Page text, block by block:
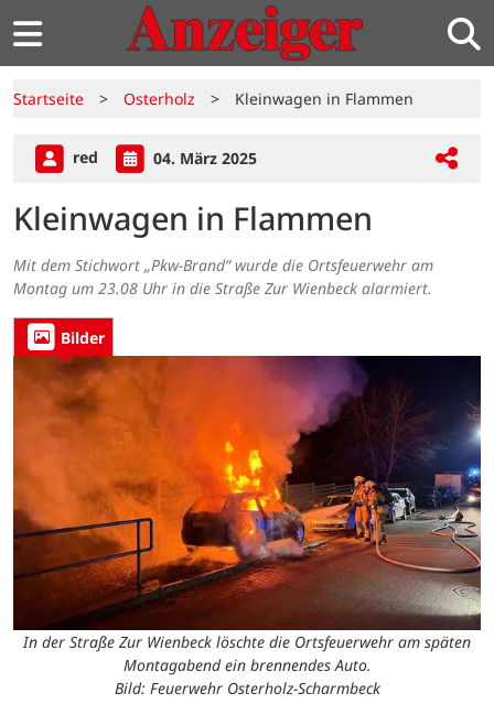
Startseite > Osterholz > Kleinwagen in Flammen
red 04. März 2025
Kleinwagen in Flammen
Mit dem Stichwort „Pkw-Brand“ wurde die Ortsfeuerwehr am
Montag um 23.08 Uhr in die Straße Zur Wienbeck alarmiert.
Bilder
In der Straße Zur Wienbeck löschte die Ortsfeuerwehr am späten
Montagabend ein brennendes Auto.
Bild: Feuerwehr Osterholz-Scharmbeck